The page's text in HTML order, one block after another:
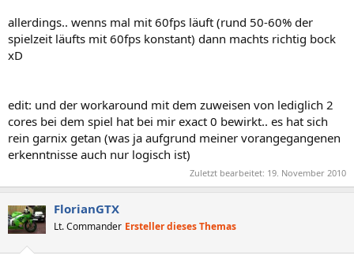
allerdings.. wenns mal mit 60fps läuft (rund 50-60% der
spielzeit läufts mit 60fps konstant) dann machts richtig bock
xD
edit: und der workaround mit dem zuweisen von lediglich 2
cores bei dem spiel hat bei mir exact 0 bewirkt.. es hat sich
rein garnix getan (was ja aufgrund meiner vorangegangenen
erkenntnisse auch nur logisch ist)
Zuletzt bearbeitet: 19. November 2010
FlorianGTX
Lt. Commander Ersteller dieses Themas